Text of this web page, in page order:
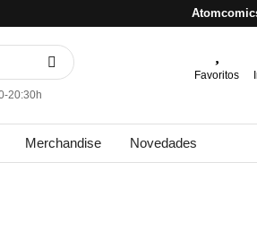
20:30h
Favoritos
Merchandise Novedades